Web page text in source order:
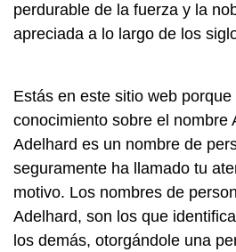
perdurable de la fuerza y la
apreciada a lo largo de los
Estás en este sitio web
conocimiento sobre el nombre
Adelhard es un nombre de
seguramente ha llamado tu
motivo. Los nombres de
Adelhard, son los que
los demás, otorgándole una